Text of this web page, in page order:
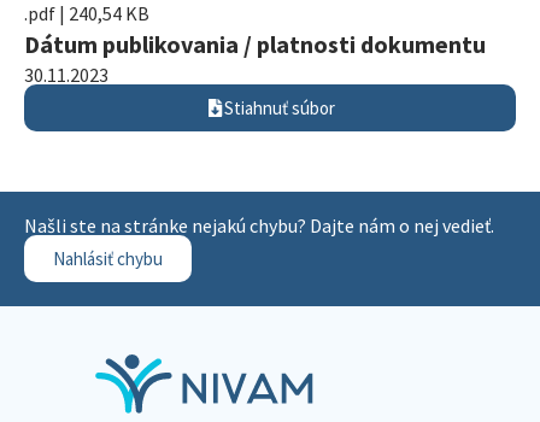
.pdf | 240,54 KB
Dátum publikovania / platnosti dokumentu
30.11.2023
Stiahnuť súbor
Našli ste na stránke nejakú chybu? Dajte nám o nej vedieť.
Nahlásiť chybu